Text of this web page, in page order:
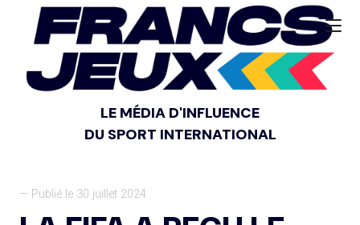
LE MÉDIA D'INFLUENCE
DU SPORT INTERNATIONAL
— Publié le 30 juillet 2024